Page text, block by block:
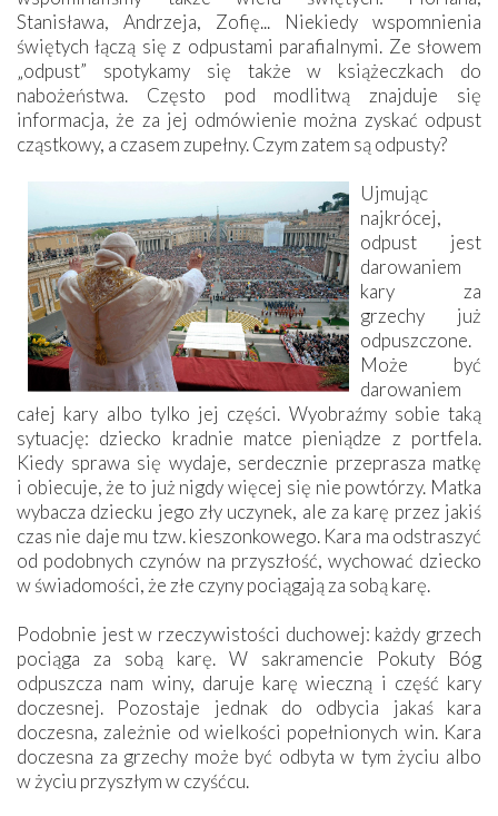
Stanisława, Andrzeja, Zofię... Niekiedy wspomnienia
świętych łączą się z odpustami parafialnymi. Ze słowem
„odpust” spotykamy się także w książeczkach do
nabożeństwa. Często pod modlitwą znajduje się
informacja, że za jej odmówienie można zyskać odpust
cząstkowy, a czasem zupełny. Czym zatem są odpusty?
Ujmując
najkrócej,
odpust jest
darowaniem
kary za
grzechy już
odpuszczone.
Może być
darowaniem
całej kary albo tylko jej części. Wyobraźmy sobie taką
sytuację: dziecko kradnie matce pieniądze z portfela.
Kiedy sprawa się wydaje, serdecznie przeprasza matkę
i obiecuje, że to już nigdy więcej się nie powtórzy. Matka
wybacza dziecku jego zły uczynek, ale za karę przez jakiś
czas nie daje mu tzw. kieszonkowego. Kara ma odstraszyć
od podobnych czynów na przyszłość, wychować dziecko
w świadomości, że złe czyny pociągają za sobą karę.
Podobnie jest w rzeczywistości duchowej: każdy grzech
pociąga za sobą karę. W sakramencie Pokuty Bóg
odpuszcza nam winy, daruje karę wieczną i część kary
doczesnej. Pozostaje jednak do odbycia jakaś kara
doczesna, zależnie od wielkości popełnionych win. Kara
doczesna za grzechy może być odbyta w tym życiu albo
w życiu przyszłym w czyśćcu.